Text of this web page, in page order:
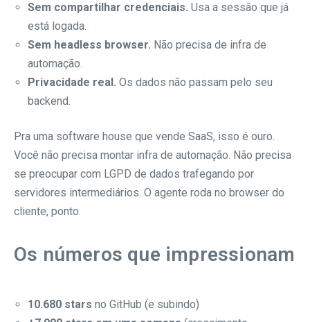
Sem compartilhar credenciais. Usa a sessão que já
está logada.
Sem headless browser. Não precisa de infra de
automação.
Privacidade real. Os dados não passam pelo seu
backend.
Pra uma software house que vende SaaS, isso é ouro.
Você não precisa montar infra de automação. Não precisa
se preocupar com LGPD de dados trafegando por
servidores intermediários. O agente roda no browser do
cliente, ponto.
Os números que impressionam
10.680 stars no GitHub (e subindo)